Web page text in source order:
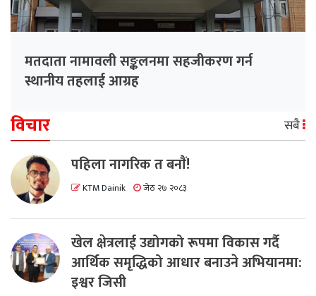
मतदाता नामावली सङ्कलनमा सहजीकरण गर्न
स्थानीय तहलाई आग्रह
विचार सबै
पहिला नागरिक त बनाैं!
KTM Dainik जेठ २७ २०८३
खेल क्षेत्रलाई उद्योगको रूपमा विकास गर्दै
आर्थिक समृद्धिको आधार बनाउने अभियानमा:
इश्वर जिसी